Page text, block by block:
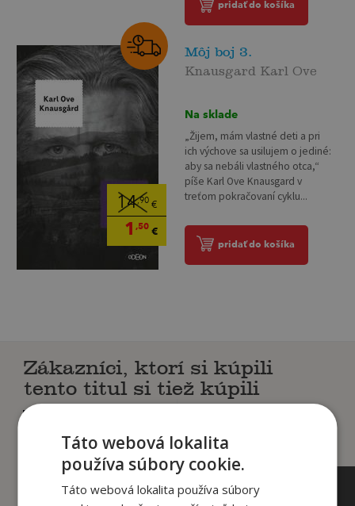
pridať do košíka
14,90 €
1 ,50 €
Môj boj 3.
Knausgard Karl Ove
Na sklade
„Žijem, mám vlastné deti a pri
ich výchove sa usilujem o jediné:
aby sa nebáli vlastného otca,“
píše Karl Ove Knausgard v
treťom pokračovaní cyklu...
pridať do košíka
Zákazníci, ktorí si kúpili
tento titul si tiež kúpili
Táto webová lokalita
používa súbory cookie.
Táto webová lokalita používa súbory